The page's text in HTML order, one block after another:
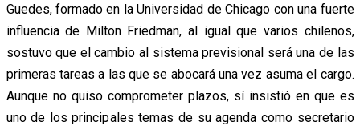
Guedes, formado en la Universidad de Chicago con una fuerte
influencia de Milton Friedman, al igual que varios chilenos,
sostuvo que el cambio al sistema previsional será una de las
primeras tareas a las que se abocará una vez asuma el cargo.
Aunque no quiso comprometer plazos, sí insistió en que es
uno de los principales temas de su agenda como secretario